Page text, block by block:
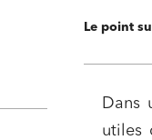
Le point
Dans
utiles